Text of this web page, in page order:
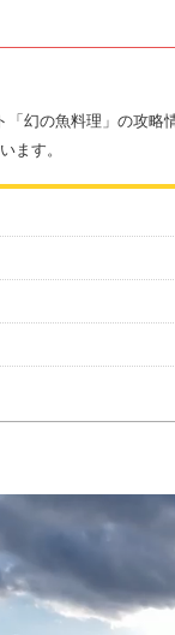
幻の魚料理」の攻
ます。